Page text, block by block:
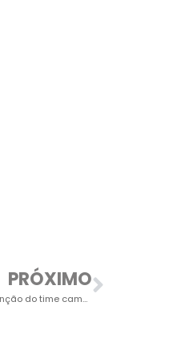
PRÓXIMO
Diretoria do time tem apostado na manutenção do time campeão em 2019 e contratado novos jogadores